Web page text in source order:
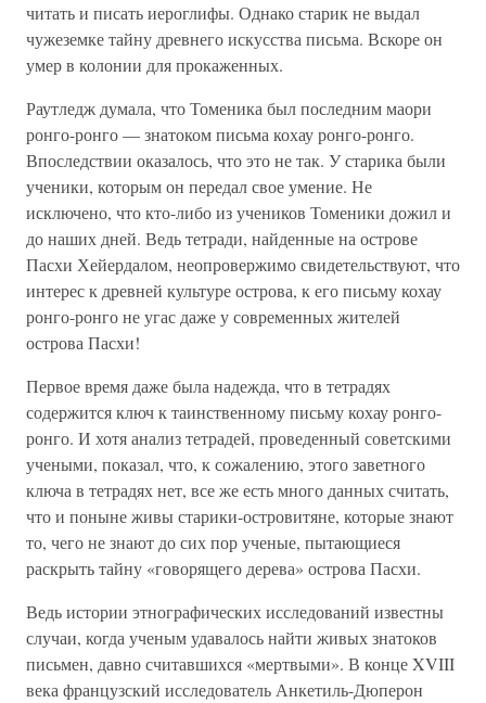
читать и писать иероглифы. Однако старик не выдал
чужеземке тайну древнего искусства письма. Вскоре он
умер в колонии для прокаженных.
Раутледж думала, что Томеника был последним маори
ронго-ронго — знатоком письма кохау ронго-ронго.
Впоследствии оказалось, что это не так. У старика были
ученики, которым он передал свое умение. Не
исключено, что кто-либо из учеников Томеники дожил и
до наших дней. Ведь тетради, найденные на острове
Пасхи Хейердалом, неопровержимо свидетельствуют, что
интерес к древней культуре острова, к его письму кохау
ронго-ронго не угас даже у современных жителей
острова Пасхи!
Первое время даже была надежда, что в тетрадях
содержится ключ к таинственному письму кохау ронго-
ронго. И хотя анализ тетрадей, проведенный советскими
учеными, показал, что, к сожалению, этого заветного
ключа в тетрадях нет, все же есть много данных считать,
что и поныне живы старики-островитяне, которые знают
то, чего не знают до сих пор ученые, пытающиеся
раскрыть тайну «говорящего дерева» острова Пасхи.
Ведь истории этнографических исследований известны
случаи, когда ученым удавалось найти живых знатоков
письмен, давно считавшихся «мертвыми». В конце XVIII
века французский исследователь Анкетиль-Дюперон